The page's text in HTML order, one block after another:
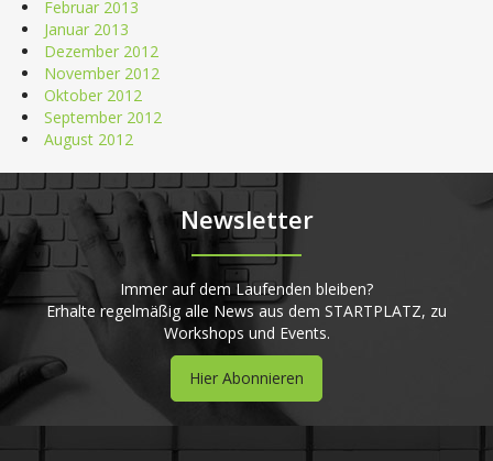
Februar 2013
Januar 2013
Dezember 2012
November 2012
Oktober 2012
September 2012
August 2012
Newsletter
Immer auf dem Laufenden bleiben?
Erhalte regelmäßig alle News aus dem STARTPLATZ, zu
Workshops und Events.
Hier Abonnieren